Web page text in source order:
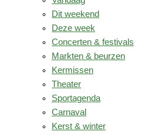
Dit weekend
Deze week
Concerten & festivals
Markten & beurzen
Kermissen
Theater
Sportagenda
Carnaval
Kerst & winter